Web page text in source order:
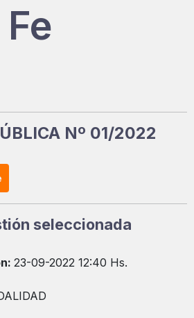
Nº 01/2022
seleccionada
23-09-2022 12:40 Hs.